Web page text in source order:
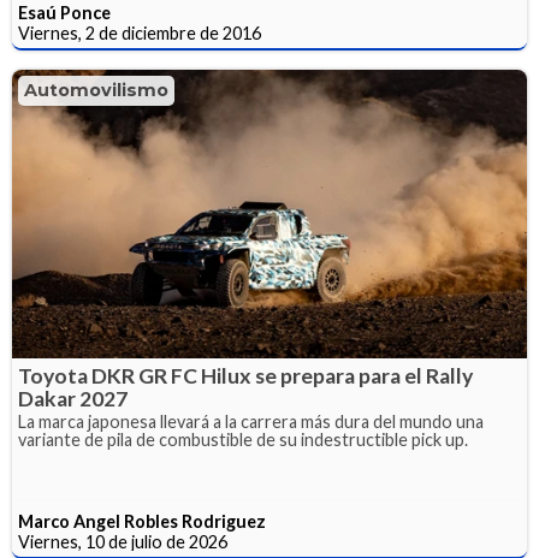
Esaú Ponce
Viernes, 2 de diciembre de 2016
Automovilismo
Toyota DKR GR FC Hilux se prepara para el Rally
Dakar 2027
La marca japonesa llevará a la carrera más dura del mundo una
variante de pila de combustible de su indestructible pick up.
Marco Angel Robles Rodriguez
Viernes, 10 de julio de 2026